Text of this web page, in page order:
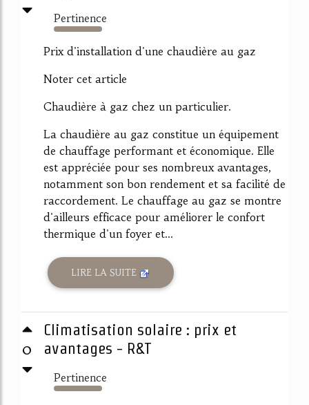
Pertinence
6017%
Prix d'installation d'une chaudière au gaz
Noter cet article
Chaudière à gaz chez un particulier.
La chaudière au gaz constitue un équipement
de chauffage performant et économique. Elle
est appréciée pour ses nombreux avantages,
notamment son bon rendement et sa facilité de
raccordement. Le chauffage au gaz se montre
d'ailleurs efficace pour améliorer le confort
thermique d'un foyer et...
LIRE LA SUITE
0
Climatisation solaire : prix et
avantages - R&T
Pertinence
3673%